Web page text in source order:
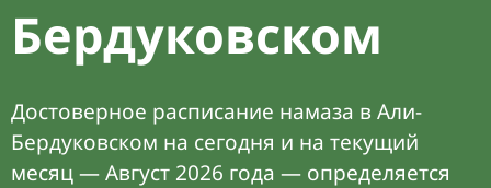
Бердуковском
Достоверное расписание намаза в Али-
Бердуковском на сегодня и на текущий
месяц — Август 2026 года — определяется